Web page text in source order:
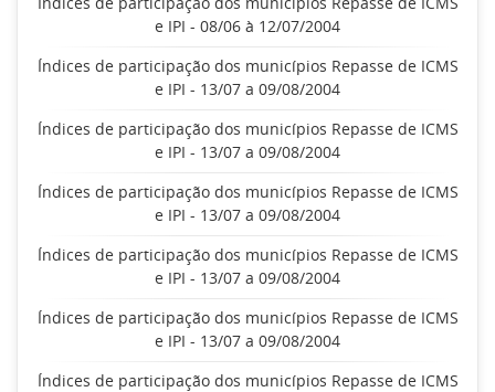
e IPI - 08/06 à 12/07/2004
Índices de participação dos municípios Repasse de ICMS
e IPI - 13/07 a 09/08/2004
Índices de participação dos municípios Repasse de ICMS
e IPI - 13/07 a 09/08/2004
Índices de participação dos municípios Repasse de ICMS
e IPI - 13/07 a 09/08/2004
Índices de participação dos municípios Repasse de ICMS
e IPI - 13/07 a 09/08/2004
Índices de participação dos municípios Repasse de ICMS
e IPI - 13/07 a 09/08/2004
Índices de participação dos municípios Repasse de ICMS